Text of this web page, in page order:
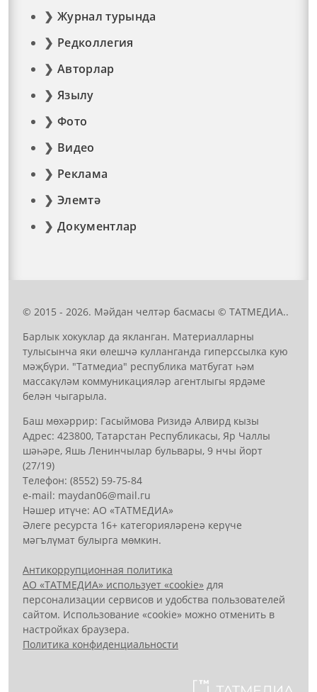
Журнал турында
Редколлегия
Авторлар
Язылу
Фото
Видео
Реклама
Элемтә
Документлар
© 2015 - 2026. Мәйдан челтәр басмасы © ТАТМЕДИА..
Барлык хокуклар да якланган. Материалларны
тулысынча яки өлешчә кулланганда гиперссылка кую
мәҗбүри. "Татмедиа" республика матбугат һәм
массакүләм коммуникацияләр агентлыгы ярдәме
белән чыгарыла.
Баш мөхәррир: Гасыймова Ризидә Алвирд кызы
Адрес: 423800, Татарстан Республикасы, Яр Чаллы
шәһәре, Яшь Ленинчылар бульвары, 9 нчы йорт
(27/19)
Телефон: (8552) 59-75-84
е-mail: mауdаn06@mail.гu
Нәшер итүче: АО «ТАТМЕДИА»
Әлеге ресурста 16+ категорияләренә керүче
мәгълүмат булырга мөмкин.
Антикоррупционная политика
АО «ТАТМЕДИА» использует «cookie» для
персонализации сервисов и удобства пользователей
сайтом. Использование «cookie» можно отменить в
настройках браузера.
Политика конфиденциальности